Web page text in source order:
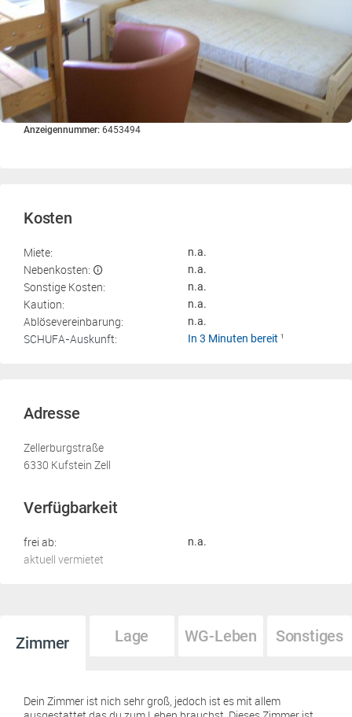
Anzeigennummer: 6453494
Kosten
Miete: n.a.
Nebenkosten: n.a.
Sonstige Kosten: n.a.
Kaution: n.a.
Ablösevereinbarung: n.a.
SCHUFA-Auskunft: In 3 Minuten bereit 1
Adresse
Zellerburgstraße
6330 Kufstein Zell
Verfügbarkeit
frei ab: n.a.
aktuell vermietet
Zimmer Lage WG-Leben Sonstiges
Dein Zimmer ist nich sehr groß, jedoch ist es mit allem